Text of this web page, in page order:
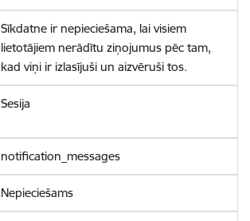
Sīkdatne ir nepieciešama, lai visiem
lietotājiem nerādītu ziņojumus pēc tam,
kad viņi ir izlasījuši un aizvēruši tos.
Sesija
notification_messages
Nepieciešams